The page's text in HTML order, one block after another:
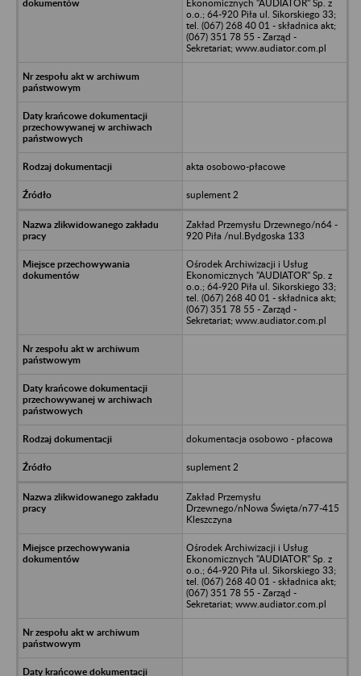
Ekonomicznych "AUDIATOR" Sp. z
o.o.; 64-920 Piła ul. Sikorskiego 33;
tel. (067) 268 40 01 - składnica akt;
(067) 351 78 55 - Zarząd -
Sekretariat; www.audiator.com.pl
akta osobowo-płacowe
suplement 2
Zakład Przemysłu Drzewnego/n64 -
920 Piła /nul.Bydgoska 133
Ośrodek Archiwizacji i Usług
Ekonomicznych "AUDIATOR" Sp. z
o.o.; 64-920 Piła ul. Sikorskiego 33;
tel. (067) 268 40 01 - składnica akt;
(067) 351 78 55 - Zarząd -
Sekretariat; www.audiator.com.pl
dokumentacja osobowo - płacowa
suplement 2
Zakład Przemysłu
Drzewnego/nNowa Święta/n77-415
Kleszczyna
Ośrodek Archiwizacji i Usług
Ekonomicznych "AUDIATOR" Sp. z
o.o.; 64-920 Piła ul. Sikorskiego 33;
tel. (067) 268 40 01 - składnica akt;
(067) 351 78 55 - Zarząd -
Sekretariat; www.audiator.com.pl